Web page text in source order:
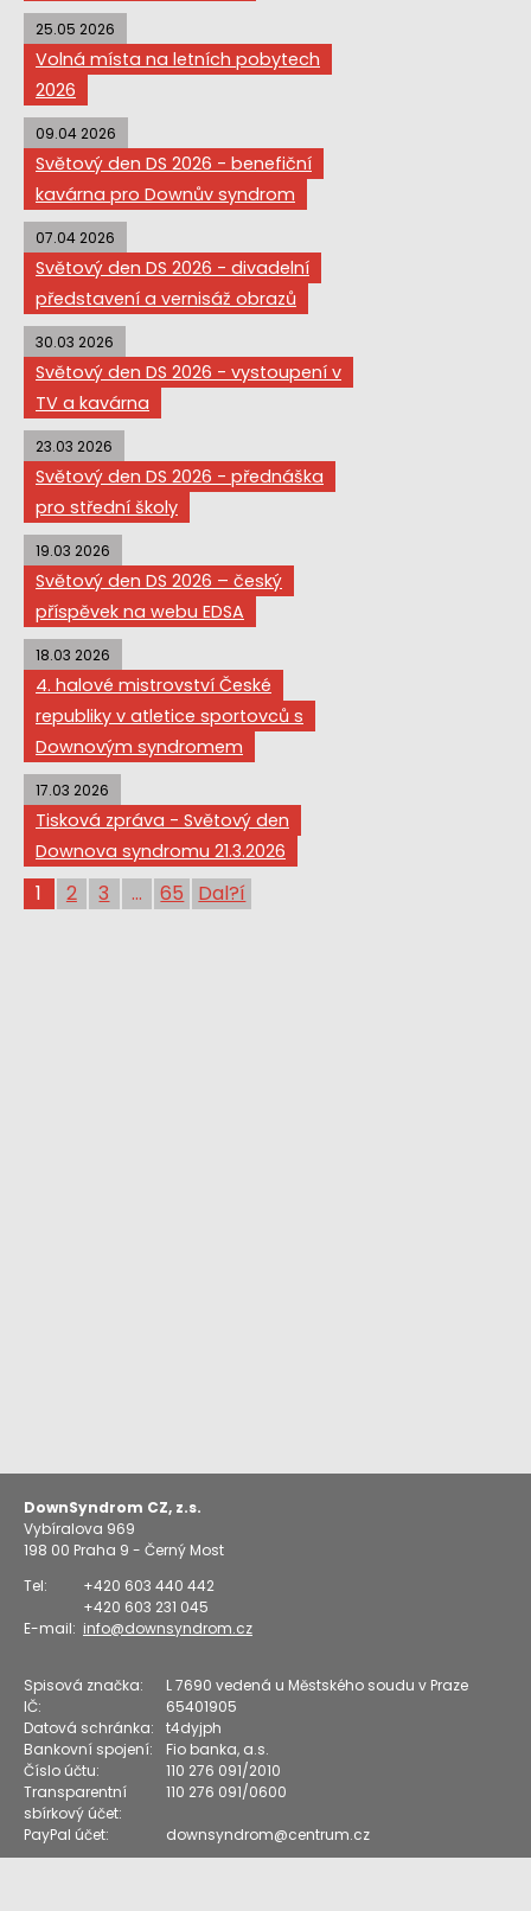
25.05 2026
Volná místa na letních pobytech
2026
09.04 2026
Světový den DS 2026 - benefiční
kavárna pro Downův syndrom
07.04 2026
Světový den DS 2026 - divadelní
představení a vernisáž obrazů
30.03 2026
Světový den DS 2026 - vystoupení v
TV a kavárna
23.03 2026
Světový den DS 2026 - přednáška
pro střední školy
19.03 2026
Světový den DS 2026 – český
příspěvek na webu EDSA
18.03 2026
4. halové mistrovství České
republiky v atletice sportovců s
Downovým syndromem
17.03 2026
Tisková zpráva - Světový den
Downova syndromu 21.3.2026
1 2 3 ... 65 Dal?í
DownSyndrom CZ, z.s.
Vybíralova 969
198 00 Praha 9 - Černý Most
Tel:
+420 603 440 442
+420 603 231 045
E-mail: info@downsyndrom.cz
Spisová značka:
L 7690 vedená u Městského soudu v Praze
IČ:
65401905
Datová schránka:
t4dyjph
Bankovní spojení:
Fio banka, a.s.
Číslo účtu:
110 276 091/2010
Transparentní
sbírkový účet:
110 276 091/0600
PayPal účet: downsyndrom@centrum.cz